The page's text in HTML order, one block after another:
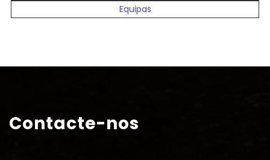
Equipas
Contacte-nos